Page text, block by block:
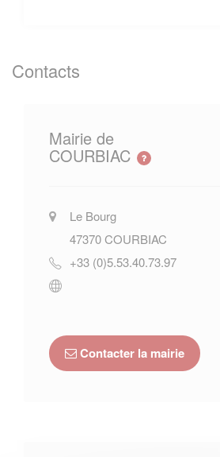
Contacts
Mairie de
COURBIAC
Le Bourg
47370COURBIAC
+33 (0)5.53.40.73.97
Contacter la mairie